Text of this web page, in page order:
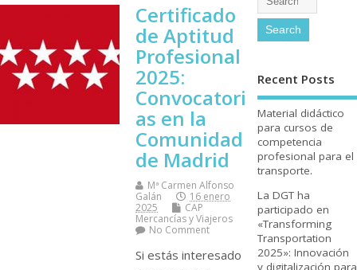
Certificado
de Aptitud
Profesional
2025:
Convocatori
as en la
Comunidad
de Madrid
Mª Carmen Alfonso
Galán
16 enero
2025
CAP
Mercancí­as y Viajeros
No Comment
Si estás interesado
Recent Posts
Material didáctico
para cursos de
competencia
profesional para el
transporte.
La DGT ha
participado en
«Transforming
Transportation
2025»: Innovación
y digitalización para